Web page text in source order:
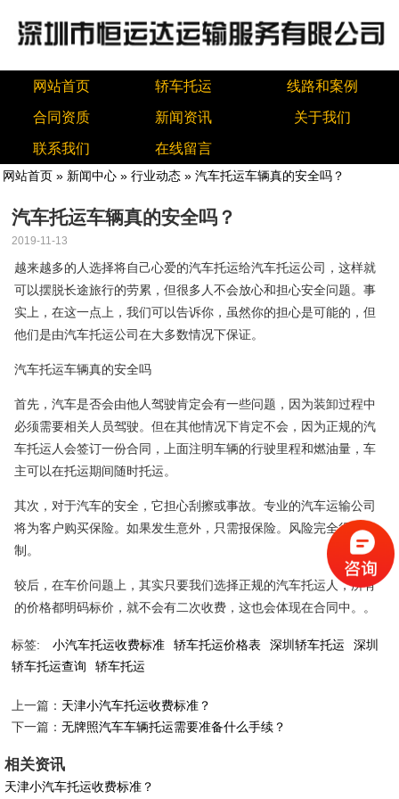
网站首页 轿车托运 线路和案例
合同资质 新闻资讯 关于我们
联系我们 在线留言
网站首页 » 新闻中心 » 行业动态 » 汽车托运车辆真的安全吗？
汽车托运车辆真的安全吗？
2019-11-13
越来越多的人选择将自己心爱的汽车托运给汽车托运公司，这样就
可以摆脱长途旅行的劳累，但很多人不会放心和担心安全问题。事
实上，在这一点上，我们可以告诉你，虽然你的担心是可能的，但
他们是由汽车托运公司在大多数情况下保证。
汽车托运车辆真的安全吗
首先，汽车是否会由他人驾驶肯定会有一些问题，因为装卸过程中
必须需要相关人员驾驶。但在其他情况下肯定不会，因为正规的汽
车托运人会签订一份合同，上面注明车辆的行驶里程和燃油量，车
主可以在托运期间随时托运。
其次，对于汽车的安全，它担心刮擦或事故。专业的汽车运输公司
将为客户购买保险。如果发生意外，只需报保险。风险完全得到控
制。
较后，在车价问题上，其实只要我们选择正规的汽车托运人，所有
的价格都明码标价，就不会有二次收费，这也会体现在合同中。。
标签: 小汽车托运收费标准 轿车托运价格表 深圳轿车托运
深圳
轿车托运查询
轿车托运
上一篇： 天津小汽车托运收费标准？
下一篇：无牌照汽车车辆托运需要准备什么手续？
相关资讯
天津小汽车托运收费标准？